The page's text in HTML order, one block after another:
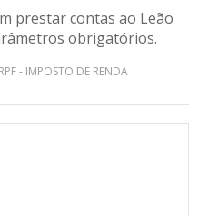
prestar contas ao Leão
obrigatórios.
- IMPOSTO DE RENDA